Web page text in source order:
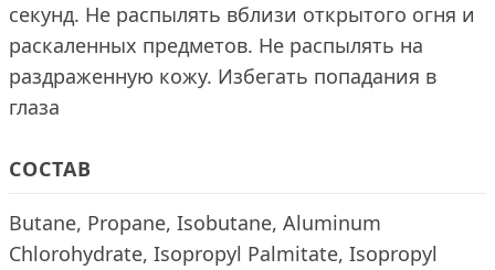
секунд. Не распылять вблизи открытого огня и
раскаленных предметов. Не распылять на
раздраженную кожу. Избегать попадания в
глаза
СОСТАВ
Butane, Propane, Isobutane, Aluminum
Chlorohydrate, Isopropyl Palmitate, Isopropyl